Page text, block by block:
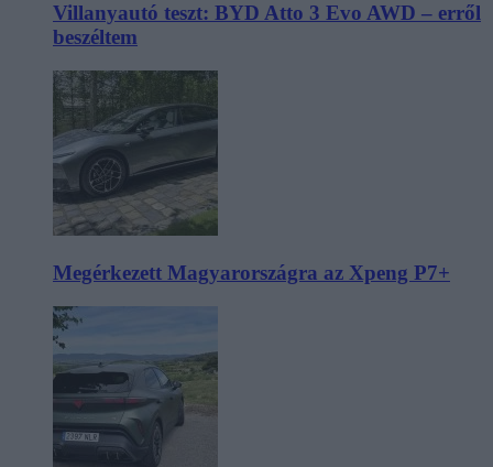
Villanyautó teszt: BYD Atto 3 Evo AWD – erről
beszéltem
Megérkezett Magyarországra az Xpeng P7+